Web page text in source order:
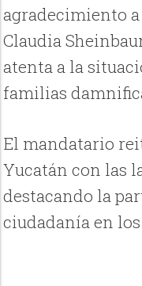
agradecimiento
Claudia
atenta a la
familias
El mandatario
Yucatán con las
destacando la
ciudadanía en